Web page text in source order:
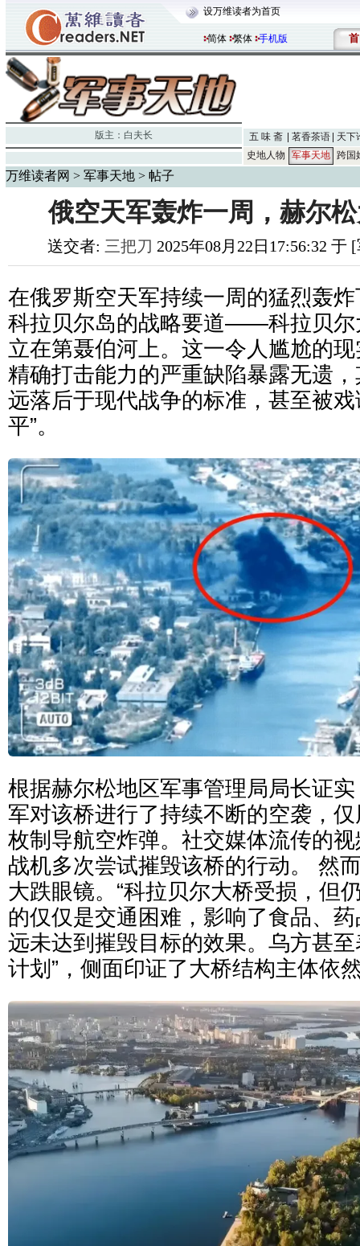
设万维读者为首页
简体 繁体 手机版 首
版主： 白夫长 五 味 斋 茗香茶语
天下
史地人物
军事天地 跨国
万维读者网 > 军事天地 > 帖子
俄空天军轰炸一周，赫尔
送交者: 三把刀 2025年08月22日17:56:32 于
在俄罗斯空天军持续一周的猛烈轰
科拉贝尔岛的战略要道——科拉贝尔
立在第聂伯河上。这一令人尴尬的
精确打击能力的严重缺陷暴露无遗
远落后于现代战争的标准，甚至被
平”。
根据赫尔松地区军事管理局局长证
军对该桥进行了持续不断的空袭，
枚制导航空炸弹。社交媒体流传的
战机多次尝试摧毁该桥的行动。 然
大跌眼镜。“科拉贝尔大桥受损，但
的仅仅是交通困难，影响了食品、
远未达到摧毁目标的效果。乌方甚
计划”，侧面印证了大桥结构主体依